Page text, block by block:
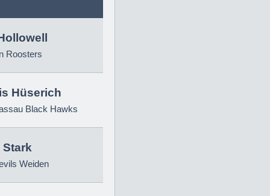
Roosters
Hüserich
Black Hawks
Stark
Weiden